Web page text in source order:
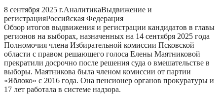
8 сентября 2025 г.АналитикаВыдвижение и
регистрацияРоссийская Федерация
Обзор итогов выдвижения и регистрации кандидатов в главы
регионов на выборах, назначенных на 14 сентября 2025 года
Полномочия члена Избирательной комиссии Псковской
области с правом решающего голоса Елены Маятниковой
прекратили досрочно после решения суда о вмешательстве в
выборы. Маятникова была членом комиссии от партии
«Яблоко» с 2016 года. Она пенсионер органов прокуратуры и
17 лет работала в системе надзора.